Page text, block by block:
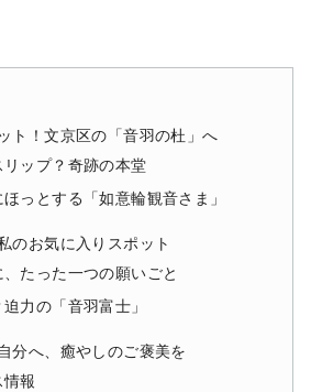
ト！文京区の「音羽の杜」へ
ップ？奇跡の本堂
っとする「如意輪観音さま」
のお気に入りスポット
、たった一つの願いごと
力の「音羽富士」
分へ、癒やしのご褒美を
報